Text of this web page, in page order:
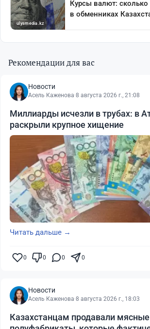
Рекомендации для вас
Новости
Асель Каженова·8 августа 2026 г., 21:08
Миллиарды исчезли в трубах: в
раскрыли крупное хищение
Читать дальше →
0 0 0 0
Новости
Асель Каженова·8 августа 2026 г., 18:03
Казахстанцам продавали мясные